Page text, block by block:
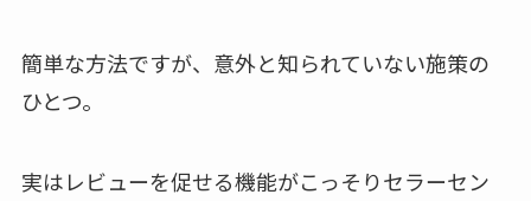
簡単な方法ですが、意外と知られていない施策の
ひとつ。
実はレビューを促せる機能がこっそりセラーセン